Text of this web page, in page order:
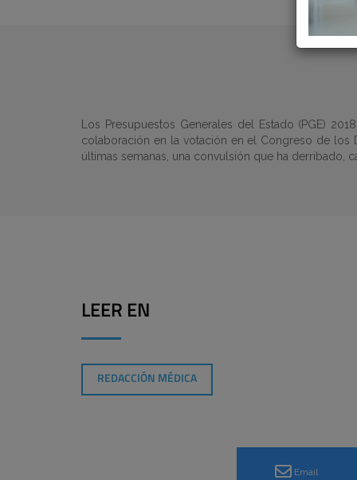
Los Presupuestos Generales del Estado (PGE)
colaboración en la votación en el Congreso de los
últimas semanas, una convulsión que ha derribado,
LEER EN
REDACCIÓN MÉDICA
Email